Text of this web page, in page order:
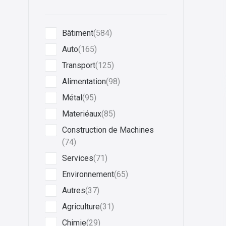
Bâtiment(584)
Auto(165)
Transport(125)
Alimentation(98)
Métal(95)
Materiéaux(85)
Construction de Machines
(74)
Services(71)
Environnement(65)
Autres(37)
Agriculture(31)
Chimie(29)